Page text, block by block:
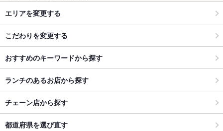
エリアを変更する
こだわりを変更する
おすすめのキーワードから探す
ランチのあるお店から探す
チェーン店から探す
都道府県を選び直す